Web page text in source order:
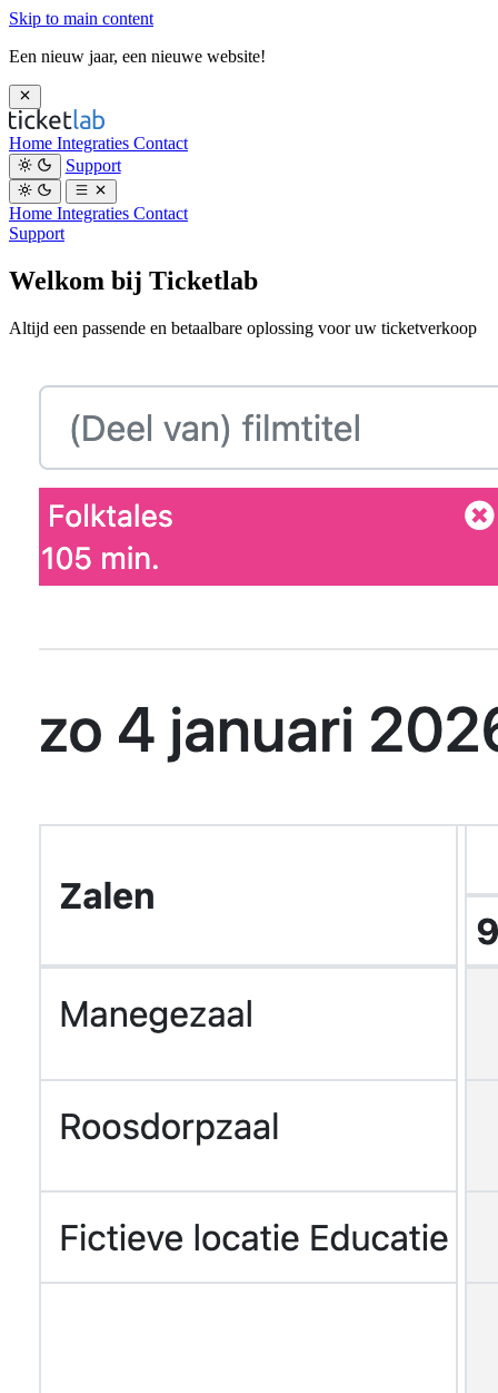
Skip to main content
Een nieuw jaar, een nieuwe website!
Home Integraties Contact
Support
Home Integraties Contact
Support
Welkom bij Ticketlab
Altijd een passende en betaalbare oplossing voor uw ticketverkoop